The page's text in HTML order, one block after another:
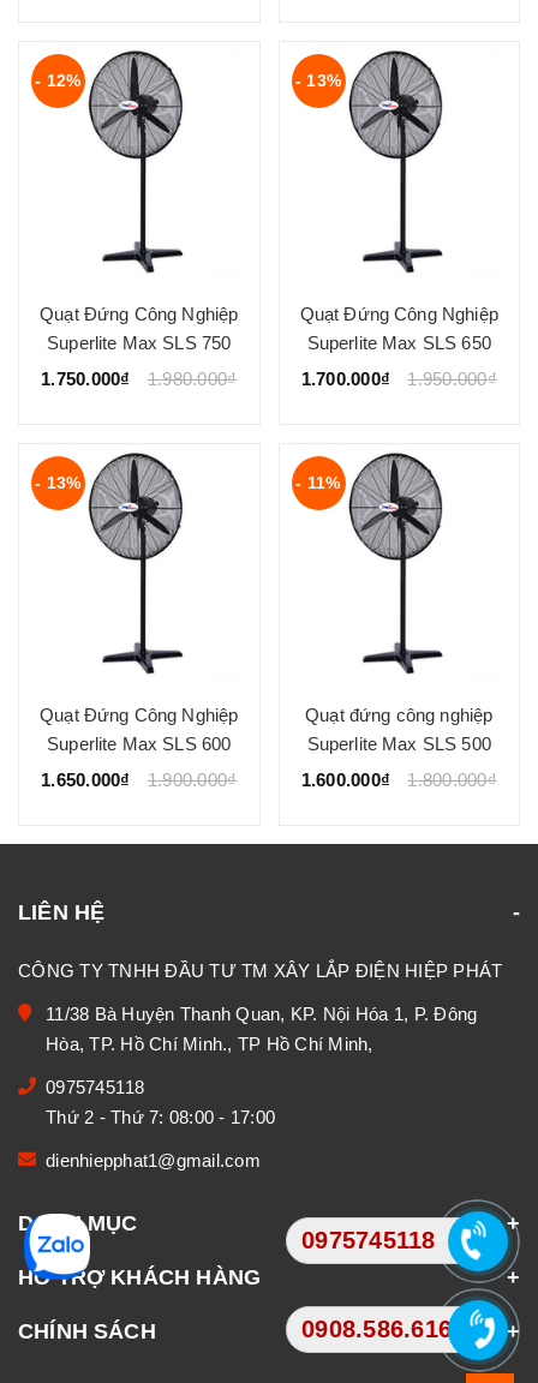
- 12%
Quạt Đứng Công Nghiệp
Superlite Max SLS 750
1.750.000₫
1.980.000₫
- 13%
Quạt Đứng Công Nghiệp
Superlite Max SLS 650
1.700.000₫
1.950.000₫
- 13%
Quạt Đứng Công Nghiệp
Superlite Max SLS 600
1.650.000₫
1.900.000₫
- 11%
Quạt đứng công nghiệp
Superlite Max SLS 500
1.600.000₫
1.800.000₫
LIÊN HỆ
CÔNG TY TNHH ĐẦU TƯ TM XÂY LẮP ĐIỆN HIỆP PHÁT
11/38 Bà Huyện Thanh Quan, KP. Nội Hóa 1, P. Đông
Hòa, TP. Hồ Chí Minh., TP Hồ Chí Minh,
0975745118
Thứ 2 - Thứ 7: 08:00 - 17:00
dienhiepphat1@gmail.com
DANH MỤC
HỖ TRỢ KHÁCH HÀNG
CHÍNH SÁCH 0908.586.616
0975745118